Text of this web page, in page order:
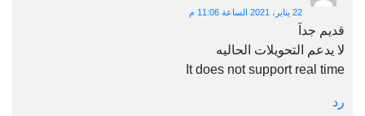
22 يناير، 2021 الساعة 11:06 م
قديم جداَ
لا يدعم التحويلات الحاليه
It does not support real time
رد